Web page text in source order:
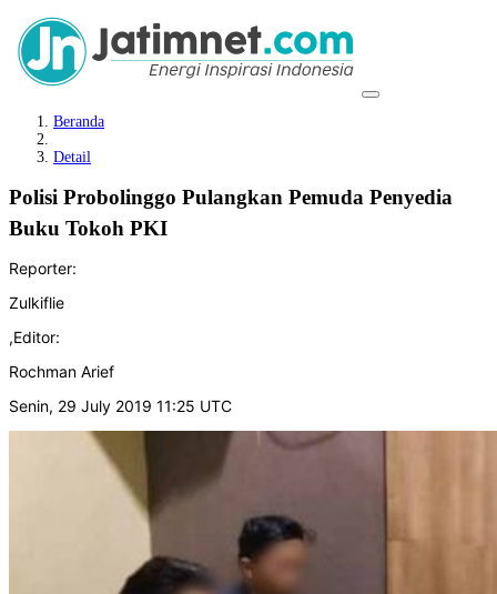
Beranda
Detail
Polisi Probolinggo Pulangkan Pemuda Penyedia
Buku Tokoh PKI
Reporter:
Zulkiflie
,Editor:
Rochman Arief
Senin, 29 July 2019 11:25 UTC